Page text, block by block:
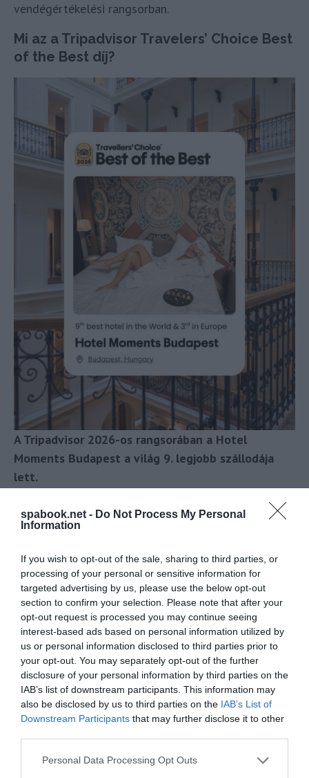
spabook.net - Do Not Process My Personal
Information
If you wish to opt-out of the sale, sharing to third parties, or
processing of your personal or sensitive information for
targeted advertising by us, please use the below opt-out
section to confirm your selection. Please note that after your
opt-out request is processed you may continue seeing
interest-based ads based on personal information utilized by
us or personal information disclosed to third parties prior to
your opt-out. You may separately opt-out of the further
disclosure of your personal information by third parties on the
IAB’s list of downstream participants. This information may
also be disclosed by us to third parties on the IAB’s List of
Downstream Participants that may further disclose it to other
Please note that this website/app uses one or more Google
Personal Data Processing Opt Outs
vendégértékelési rangsorban.
Mi az a Tripadvisor Travelers’ Choice Best
of the Best díj?
A Tripadvisor 2026-os rangsorában a Hotel
Moments Budapest a világ 9. legjobb szállodája
lett.
A Tripadvisor Travelers’ Choice Best of the Best díjait
a világ legjobb értékeléseket kapó szállodái,
rangsor a Tripadvisor felületén megjelenő
vendégértékelések minősége és mennyisége alapján
készül.
A világ 10 legjobb szállodája 2026-ban
a TripAdvisor szerint
G.H. Universal Hotel – Bandung, Indonézia
Hotel Colline de France – Gramado, Brazília
Hotel Sporting Family Hospitality – Livigno,
Olaszország
Royal Lancaster London – London, Egyesült